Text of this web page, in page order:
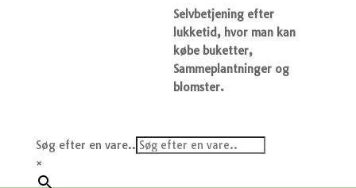
Selvbetjening efter
lukketid, hvor man kan
købe buketter,
Sammeplantninger og
blomster.
Søg efter en vare..
×